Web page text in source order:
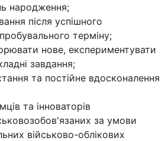
народження;
після успішного
терміну;
нове, експериментувати
завдання;
та постійне вдосконалення
та інноваторів
за умови
військово-облікових